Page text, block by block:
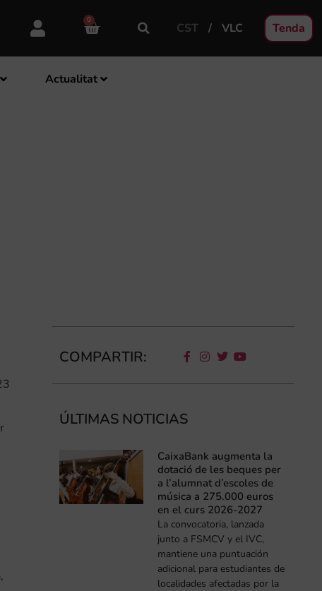
0
CST VLC Tenda
Actualitat
COMPARTIR:
ÚLTIMAS NOTICIAS
CaixaBank augmenta la
dotació de les beques per
a l’alumnat d’escoles de
música a 275.000 euros
en el curs 2026-2027
La convocatoria, lanzada
junto a FSMCV y el IVC,
mantiene una puntuación
adicional para estudiantes de
localidades afectadas por la